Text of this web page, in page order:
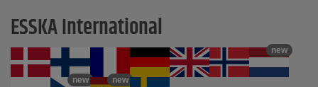
ESSKA International
new
new new